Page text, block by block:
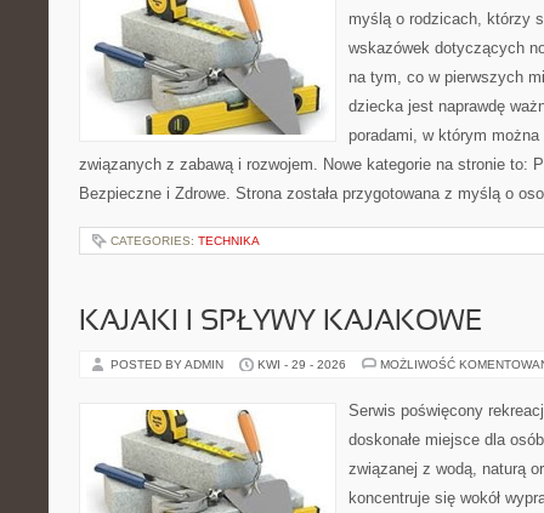
myślą o rodzicach, którzy
wskazówek dotyczących
na tym, co w pierwszych
dziecka jest naprawdę
poradami, w którym
związanych z zabawą i rozwojem. Nowe kategorie na stronie to:
Bezpieczne i Zdrowe. Strona została przygotowana z myślą o
CATEGORIES: TECHNIKA
KAJAKI I SPŁYWY KAJAKOWE
POSTED BY ADMIN KWI - 29 - 2026 MOŻLIWOŚĆ
Serwis poświęcony
doskonałe miejsce dla
związanej z wodą, naturą
koncentruje się wokół